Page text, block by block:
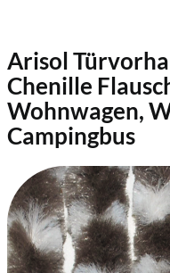
Arisol
Chenille
Wohnwagen,
Campingbus